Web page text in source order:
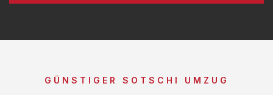
GÜNSTIGER SOTSCHI UMZUG